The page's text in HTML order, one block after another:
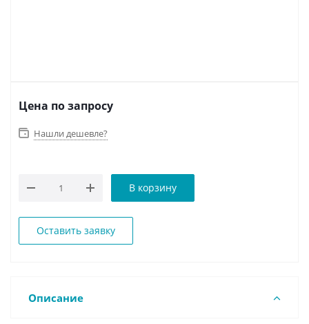
Цена по запросу
Нашли дешевле?
В корзину
Оставить заявку
Описание